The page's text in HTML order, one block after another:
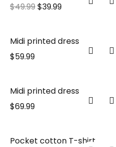
$49.99$39.99
Midi printed dress
$59.99
Midi printed dress
$69.99
Pocket cotton T-shirt